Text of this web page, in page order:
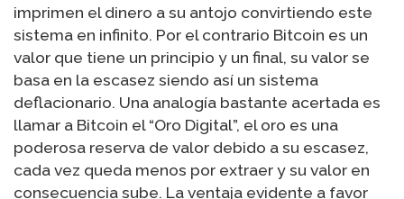
imprimen el dinero a su antojo convirtiendo este
sistema en infinito. Por el contrario Bitcoin es un
valor que tiene un principio y un final, su valor se
basa en la escasez siendo así un sistema
deflacionario. Una analogía bastante acertada es
llamar a Bitcoin el “Oro Digital”, el oro es una
poderosa reserva de valor debido a su escasez,
cada vez queda menos por extraer y su valor en
consecuencia sube. La ventaja evidente a favor